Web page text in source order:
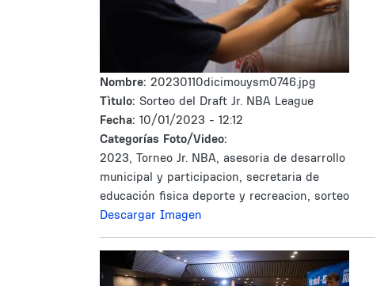
Nombre: 20230110dicimouysm0746.jpg
Tìtulo: Sorteo del Draft Jr. NBA League
Fecha: 10/01/2023 - 12:12
Categorías Foto/Video:
2023, Torneo Jr. NBA, asesoria de desarrollo
municipal y participacion, secretaria de
educación fisica deporte y recreacion, sorteo
Descargar Imagen